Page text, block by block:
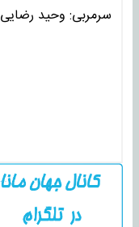
سرمربی: وحید رضایی